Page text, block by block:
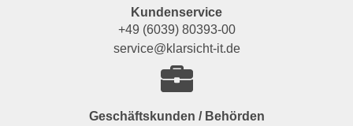
Kundenservice
+49 (6039) 80393-00
service@klarsicht-it.de
Geschäftskunden / Behörden